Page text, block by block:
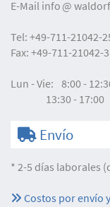
E-Mail info
Tel: +49-711-21042-
Fax: +49-711-21042-
Lun - Vie: 8:00 -
13:30 - 17:00
Envío
* 2-5 días laborales
Costos por envío